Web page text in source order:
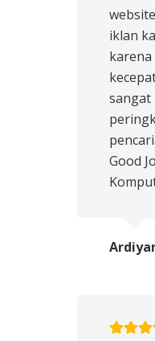
iklan
sangat
Good